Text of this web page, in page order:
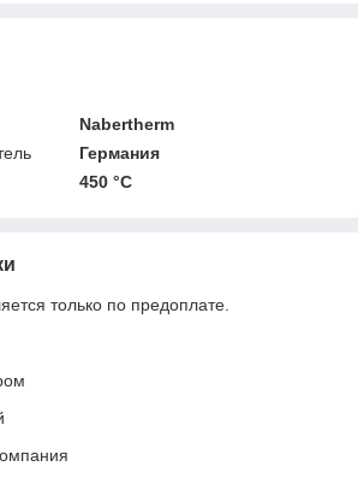
Nabertherm
Германия
450 °C
только по предоплате.